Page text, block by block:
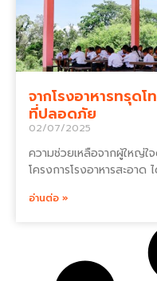
จากโรงอาหารทรุด
ที่ปลอดภัย
02/07/2025
ความช่วยเหลือจากผู้ใหญ่ใ
โครงการโรงอาหารสะอา
อ่านต่อ »